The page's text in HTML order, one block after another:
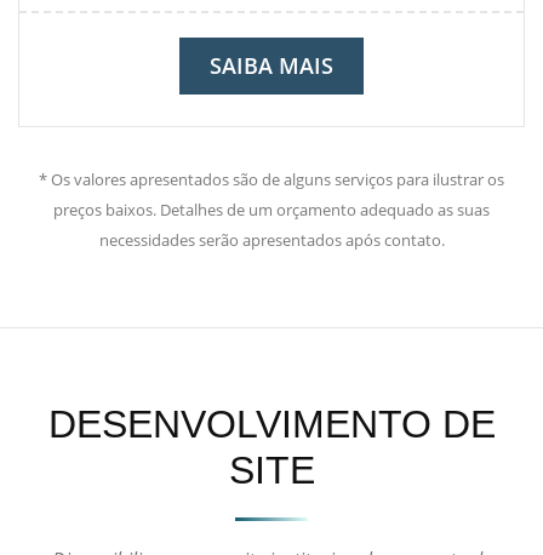
SAIBA MAIS
* Os valores apresentados são de alguns serviços para ilustrar os
preços baixos. Detalhes de um orçamento adequado as suas
necessidades serão apresentados após contato.
DESENVOLVIMENTO DE
SITE